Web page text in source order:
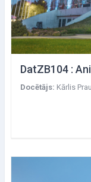
DatZB104 :
Docētājs: Kārlis